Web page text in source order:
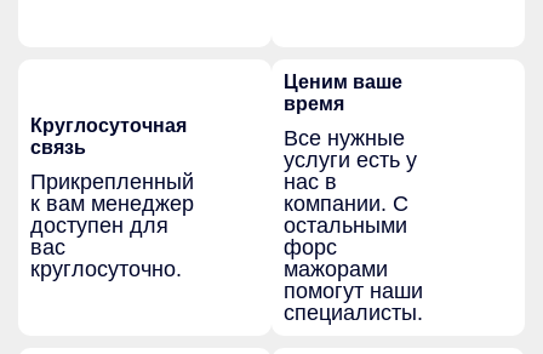
Круглосуточная
связь
Прикрепленный
к вам менеджер
доступен для
вас
круглосуточно.
Ценим ваше
время
Все нужные
услуги есть у
нас в
компании. С
остальными
форс
мажорами
помогут наши
специалисты.